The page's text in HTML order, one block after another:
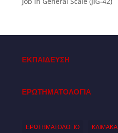
ΕΚΠΑΙΔΕΥΣΗ
ΕΡΩΤΗΜΑΤΟΛΟΓΙΑ
ΕΡΩΤΗΜΑΤΟΛΟΓΙΟ ΚΛΙΜΑΚΑ